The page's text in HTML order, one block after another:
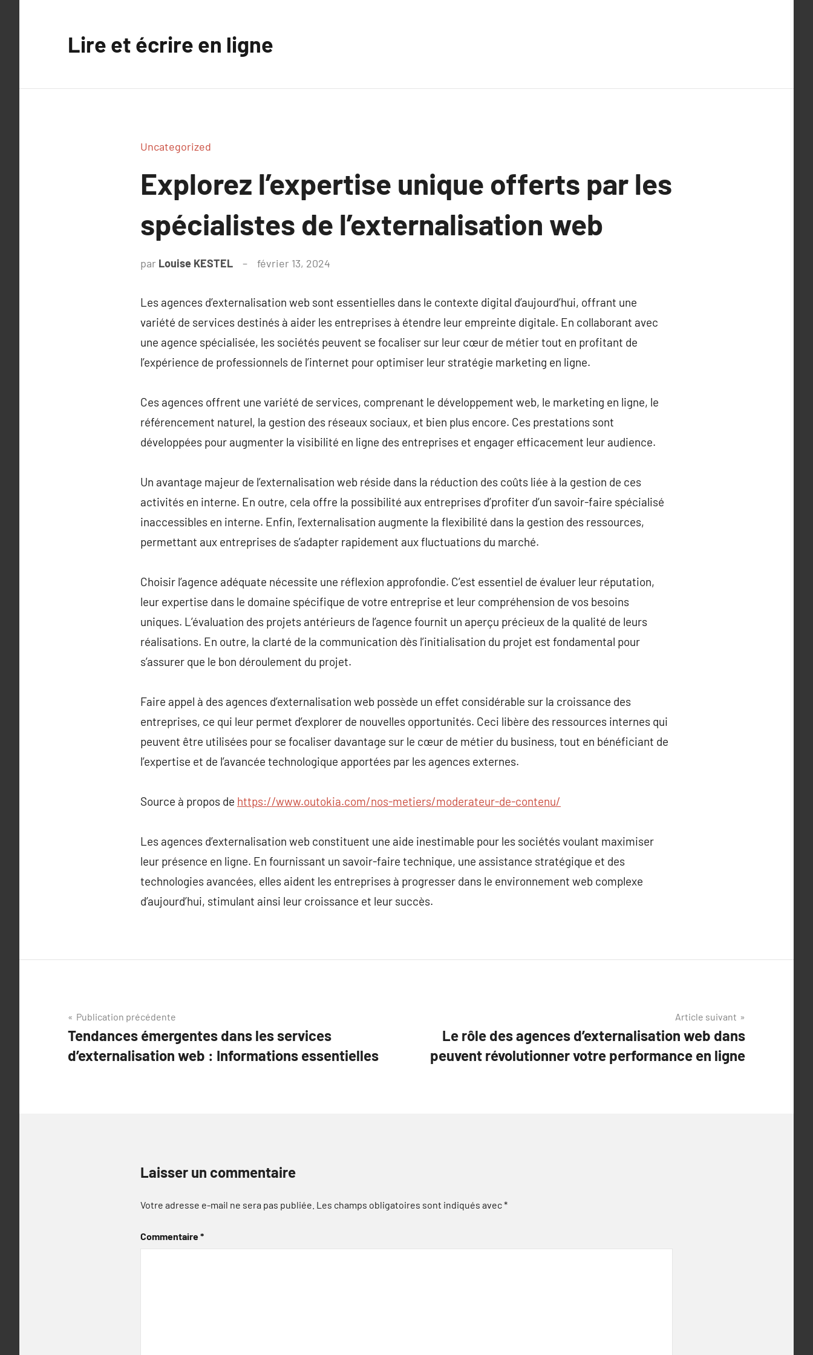
Lire et écrire en ligne
Uncategorized
Explorez l’expertise unique offerts par les
spécialistes de l’externalisation web
par Louise KESTEL février 13, 2024
Les agences d’externalisation web sont essentielles dans le contexte digital d’aujourd’hui, offrant une
variété de services destinés à aider les entreprises à étendre leur empreinte digitale. En collaborant avec
une agence spécialisée, les sociétés peuvent se focaliser sur leur cœur de métier tout en profitant de
l’expérience de professionnels de l’internet pour optimiser leur stratégie marketing en ligne.
Ces agences offrent une variété de services, comprenant le développement web, le marketing en ligne, le
référencement naturel, la gestion des réseaux sociaux, et bien plus encore. Ces prestations sont
développées pour augmenter la visibilité en ligne des entreprises et engager efficacement leur audience.
Un avantage majeur de l’externalisation web réside dans la réduction des coûts liée à la gestion de ces
activités en interne. En outre, cela offre la possibilité aux entreprises d’profiter d’un savoir-faire spécialisé
inaccessibles en interne. Enfin, l’externalisation augmente la flexibilité dans la gestion des ressources,
permettant aux entreprises de s’adapter rapidement aux fluctuations du marché.
Choisir l’agence adéquate nécessite une réflexion approfondie. C’est essentiel de évaluer leur réputation,
leur expertise dans le domaine spécifique de votre entreprise et leur compréhension de vos besoins
uniques. L’évaluation des projets antérieurs de l’agence fournit un aperçu précieux de la qualité de leurs
réalisations. En outre, la clarté de la communication dès l’initialisation du projet est fondamental pour
s’assurer que le bon déroulement du projet.
Faire appel à des agences d’externalisation web possède un effet considérable sur la croissance des
entreprises, ce qui leur permet d’explorer de nouvelles opportunités. Ceci libère des ressources internes qui
peuvent être utilisées pour se focaliser davantage sur le cœur de métier du business, tout en bénéficiant de
l’expertise et de l’avancée technologique apportées par les agences externes.
Source à propos de https://www.outokia.com/nos-metiers/moderateur-de-contenu/
Les agences d’externalisation web constituent une aide inestimable pour les sociétés voulant maximiser
leur présence en ligne. En fournissant un savoir-faire technique, une assistance stratégique et des
technologies avancées, elles aident les entreprises à progresser dans le environnement web complexe
d’aujourd’hui, stimulant ainsi leur croissance et leur succès.
Navigation
de
l’article
Publication précédente
Tendances émergentes dans les services
d’externalisation web : Informations essentielles
Article suivant
Le rôle des agences d’externalisation web dans
peuvent révolutionner votre performance en ligne
Laisser un commentaire
Votre adresse e-mail ne sera pas publiée. Les champs obligatoires sont indiqués avec*
Commentaire*